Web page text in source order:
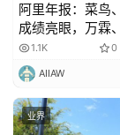
阿里年报：菜鸟
成绩亮眼，万霖
伙人
1.1K 0
AIIAW
业界